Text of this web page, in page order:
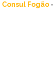
Consul Fogão-